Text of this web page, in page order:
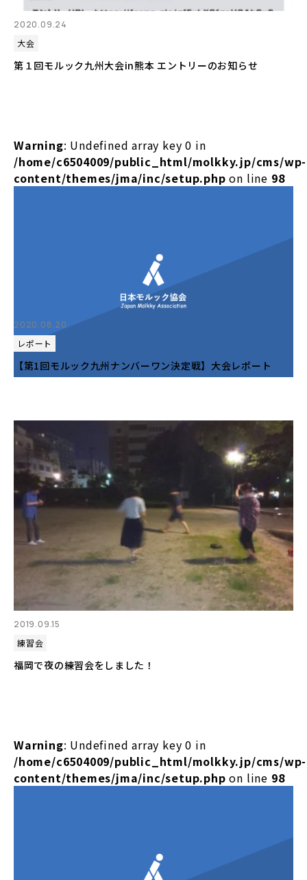
2020.09.24
大会
第１回モルック九州大会in熊本 エントリーのお知らせ
Warning: Undefined array key 0 in
/home/c6504009/public_html/molkky.jp/cms/wp-
content/themes/jma/inc/setup.php on line 98
2020.08.20
レポート
【第1回モルック九州ナンバーワン決定戦】大会レポート
2019.09.15
練習会
福岡で夜の練習会をしました！
Warning: Undefined array key 0 in
/home/c6504009/public_html/molkky.jp/cms/wp-
content/themes/jma/inc/setup.php on line 98